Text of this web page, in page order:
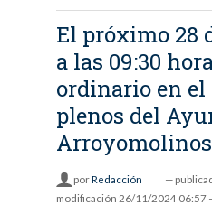
El próximo 28
a las 09:30
ordinario en el
plenos del
Arroyomolinos
porRedacción —
modificación 26/11/2024 06:57